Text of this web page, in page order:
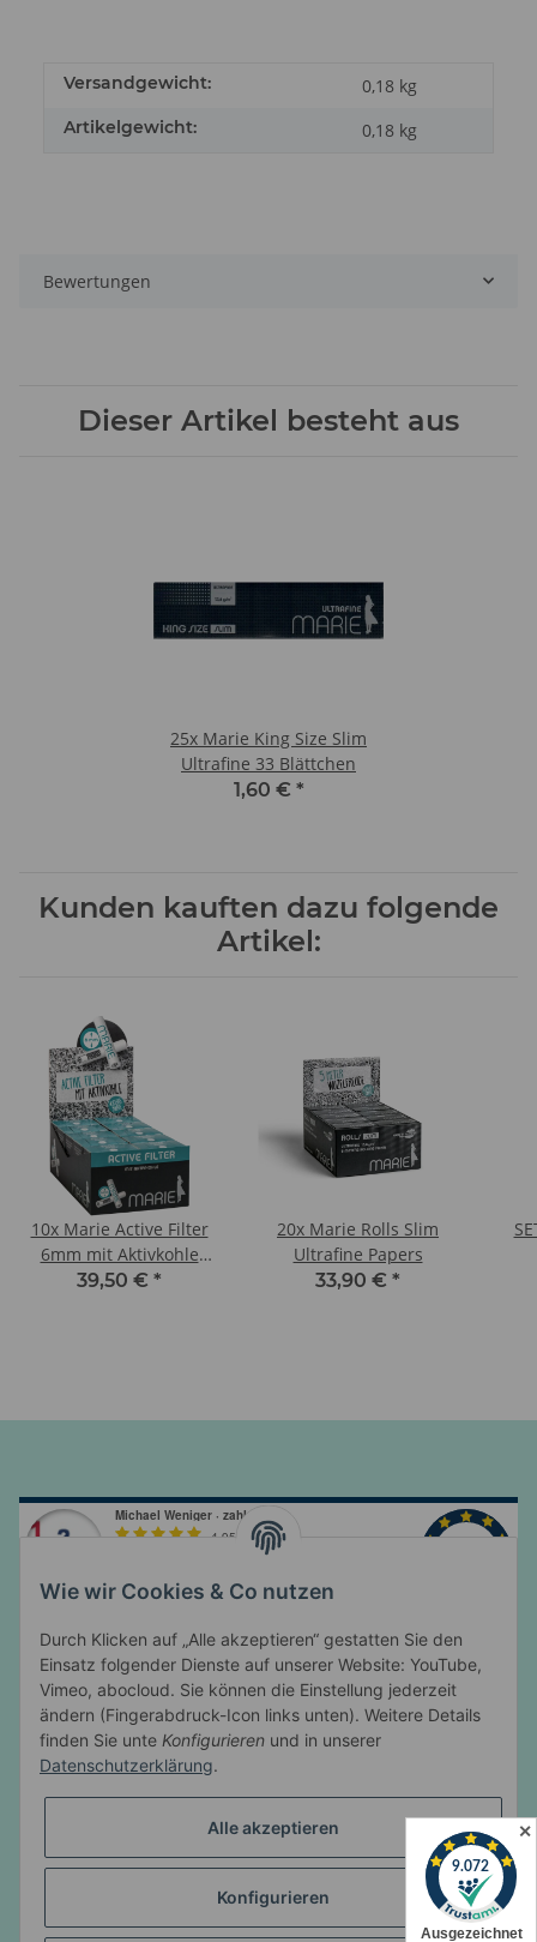
Versandgewicht: 0,18 kg
Artikelgewicht: 0,18 kg
Bewertungen
Dieser Artikel besteht aus
25x Marie King Size Slim
Ultrafine 33 Blättchen
1,60 € *
Kunden kauften dazu folgende
Artikel:
10x Marie Active Filter
6mm mit Aktivkohle
(ohne Überkarton)
39,50 € *
20x Marie Rolls Slim
Ultrafine Papers
33,90 € *
Informationen
Gesetzliche Informationen
* Alle Preise inkl. gesetzlicher USt., zzgl.Versand
Wie wir Cookies & Co nutzen
Durch Klicken auf „Alle akzeptieren“ gestatten Sie den
Einsatz folgender Dienste auf unserer Website: YouTube,
Vimeo, abocloud. Sie können die Einstellung jederzeit
ändern (Fingerabdruck-Icon links unten). Weitere Details
finden Sie unte Konfigurieren und in unserer
Datenschutzerklärung.
Alle akzeptieren
Konfigurieren
✕